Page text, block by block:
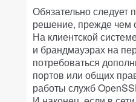
Обязательно следует
решение, прежде чем
На клиентской
и брандмауэрах на
потребоваться
портов или общих
работы служб